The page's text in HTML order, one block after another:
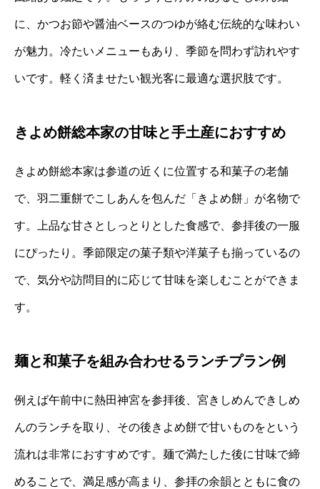
に、かつお節や醤油ベースのつゆが絡む伝統的な味わい
が魅力。冷たいメニューもあり、季節を問わず訪れやす
いです。軽く済ませたい観光客に最適な選択肢です。
きよめ餅総本家の甘味と手土産におすすめ
きよめ餅総本家は参道の近くに位置する和菓子の老舗
で、羽二重餅でこしあんを包んだ「きよめ餅」が名物で
す。上品な甘さとしっとりとした食感で、参拝後の一服
にぴったり。季節限定の菓子類や洋菓子も揃っているの
で、気分や訪問目的に応じて甘味を楽しむことができま
す。
麺と和菓子を組み合わせるランチプラン例
例えば午前中に熱田神宮を参拝後、宮きしめんできしめ
んのランチを取り、その後きよめ餅で甘いものをという
流れは非常におすすめです。麺で満たした後に甘味で締
めることで、満足感が高まり、参拝の余韻とともに食の